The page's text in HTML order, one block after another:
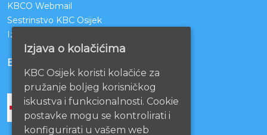
KBCO Webmail
Sestrinstvo KBC Osijek
Izjava o pristupačnosti mrežnih stranica
BOLNICE PARTNERI
Izjava o kolačićima
KBC Osijek koristi kolačiće za
pružanje boljeg korisničkog
iskustva i funkcionalnosti. Cookie
postavke mogu se kontrolirati i
konfigurirati u vašem web